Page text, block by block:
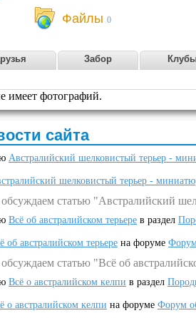
Файлы 0
Забор
имеет фотографий.
сайта
Австралийский шелковистый терьер -
шелковистый терьер -
статью "Австралийский
Всё об австралийском терьере в раздел
об австралийском терьере на форуме
статью "Всё об
Всё о австралийском келпи в раздел
о австралийском келпи на форуме Форум